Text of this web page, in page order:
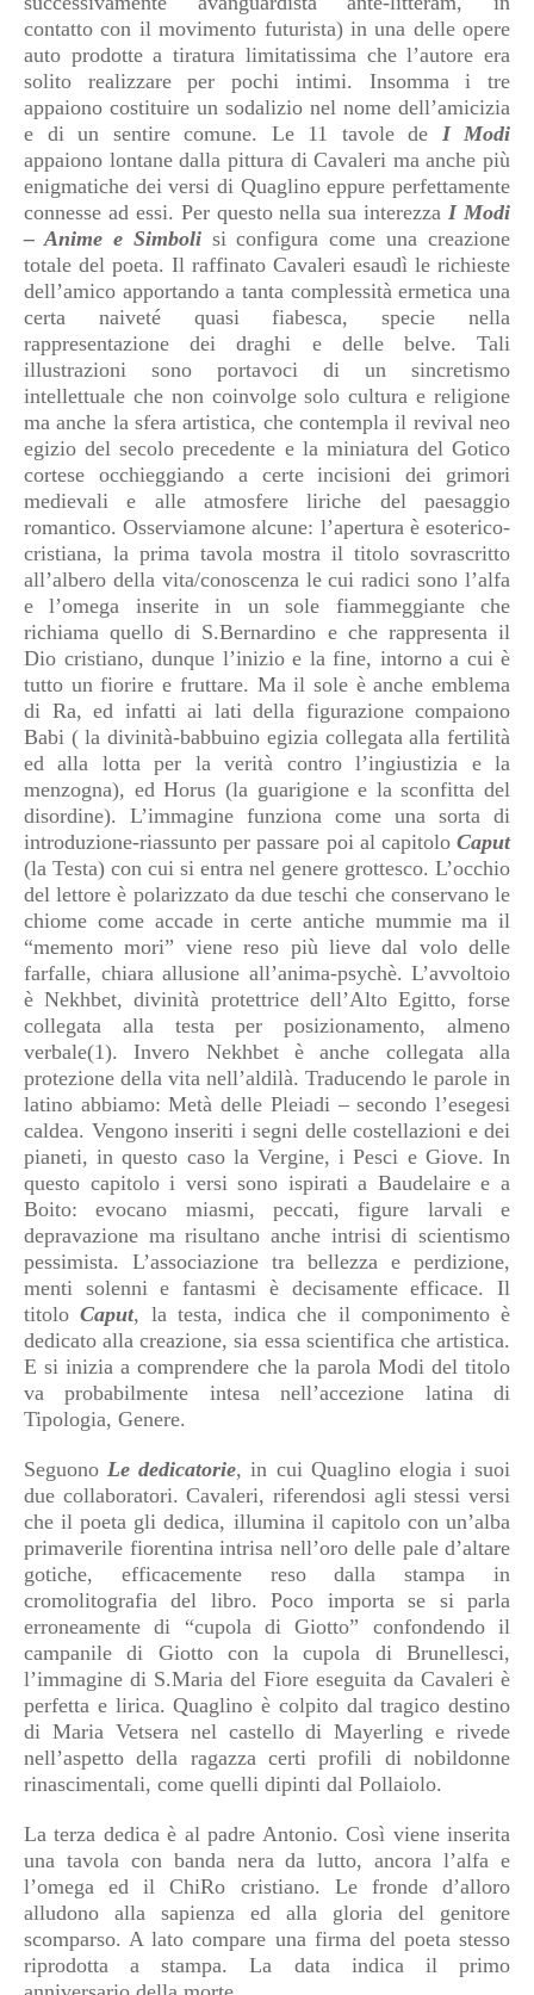
contatto con il movimento futurista) in una delle opere
auto prodotte a tiratura limitatissima che l’autore era
solito realizzare per pochi intimi. Insomma i tre
appaiono costituire un sodalizio nel nome dell’amicizia
e di un sentire comune. Le 11 tavole de I Modi
appaiono lontane dalla pittura di Cavaleri ma anche più
enigmatiche dei versi di Quaglino eppure perfettamente
connesse ad essi. Per questo nella sua interezzaIModi
– Anime e Simbolisi configura come una creazione
totale del poeta. Il raffinato Cavaleri esaudì le richieste
dell’amico apportando a tanta complessità ermetica una
certa naiveté quasi fiabesca, specie nella
rappresentazione dei draghi e delle belve. Tali
illustrazioni sono portavoci di un sincretismo
intellettuale che non coinvolge solo cultura e religione
ma anche la sfera artistica, che contempla il revival neo
egizio del secolo precedente e la miniatura del Gotico
cortese occhieggiando a certe incisioni dei grimori
medievali e alle atmosfere liriche del paesaggio
romantico. Osserviamone alcune: l’apertura è esoterico-
cristiana, la prima tavola mostra il titolo sovrascritto
all’albero della vita/conoscenza le cui radici sono l’alfa
e l’omega inserite in un sole fiammeggiante che
richiama quello di S.Bernardino e che rappresenta il
Dio cristiano, dunque l’inizio e la fine, intorno a cui è
tutto un fiorire e fruttare. Ma il sole è anche emblema
di Ra, ed infatti ai lati della figurazione compaiono
Babi ( la divinità-babbuino egizia collegata alla fertilità
ed alla lotta per la verità contro l’ingiustizia e la
menzogna), ed Horus (la guarigione e la sconfitta del
disordine). L’immagine funziona come una sorta di
introduzione-riassunto per passare poi al capitolo Caput
(la Testa) con cui si entra nel genere grottesco. L’occhio
del lettore è polarizzato da due teschi che conservano le
chiome come accade in certe antiche mummie ma il
“memento mori” viene reso più lieve dal volo delle
farfalle, chiara allusione all’anima-psychè. L’avvoltoio
è Nekhbet, divinità protettrice dell’Alto Egitto, forse
collegata alla testa per posizionamento, almeno
verbale(1). Invero Nekhbet è anche collegata alla
protezione della vita nell’aldilà. Traducendo le parole in
latino abbiamo: Metà delle Pleiadi – secondo l’esegesi
caldea. Vengono inseriti i segni delle costellazioni e dei
pianeti, in questo caso la Vergine, i Pesci e Giove. In
questo capitolo i versi sono ispirati a Baudelaire e a
Boito: evocano miasmi, peccati, figure larvali e
depravazione ma risultano anche intrisi di scientismo
pessimista. L’associazione tra bellezza e perdizione,
menti solenni e fantasmi è decisamente efficace. Il
titoloCaput, la testa, indica che il componimento è
dedicato alla creazione, sia essa scientifica che artistica.
E si inizia a comprendere che la parola Modi del titolo
va probabilmente intesa nell’accezione latina di
Tipologia, Genere.
SeguonoLe dedicatorie, in cui Quaglino elogia i suoi
due collaboratori. Cavaleri, riferendosi agli stessi versi
che il poeta gli dedica, illumina il capitolo con un’alba
primaverile fiorentina intrisa nell’oro delle pale d’altare
gotiche, efficacemente reso dalla stampa in
cromolitografia del libro. Poco importa se si parla
erroneamente di “cupola di Giotto” confondendo il
campanile di Giotto con la cupola di Brunellesci,
l’immagine di S.Maria del Fiore eseguita da Cavaleri è
perfetta e lirica. Quaglino è colpito dal tragico destino
di Maria Vetsera nel castello di Mayerling e rivede
nell’aspetto della ragazza certi profili di nobildonne
rinascimentali, come quelli dipinti dal Pollaiolo.
La terza dedica è al padre Antonio. Così viene inserita
una tavola con banda nera da lutto, ancora l’alfa e
l’omega ed il ChiRo cristiano. Le fronde d’alloro
alludono alla sapienza ed alla gloria del genitore
scomparso. A lato compare una firma del poeta stesso
riprodotta a stampa. La data indica il primo